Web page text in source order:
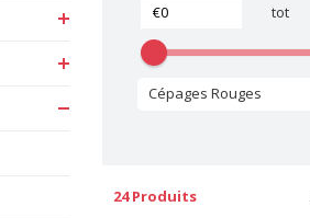
tot
Cépages Rouges
24 Produits